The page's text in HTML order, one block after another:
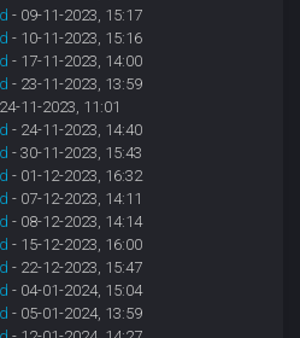
- 09-11-2023, 15:17
- 10-11-2023, 15:16
- 17-11-2023, 14:00
- 23-11-2023, 13:59
11-2023, 11:01
- 24-11-2023, 14:40
- 30-11-2023, 15:43
- 01-12-2023, 16:32
- 07-12-2023, 14:11
- 08-12-2023, 14:14
- 15-12-2023, 16:00
- 22-12-2023, 15:47
- 04-01-2024, 15:04
- 05-01-2024, 13:59